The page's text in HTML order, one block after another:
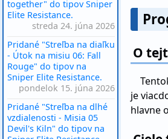
O
je
hlavne
together" do tipov Sniper
Elite Resistance.
streda 24. júna 2026
Pridané "Streľba na diaľku
- Útok na misiu 06: Fall
Rouge" do tipov na
Sniper Elite Resistance.
pondelok 15. júna 2026
Pridané "Streľba na dlhé
vzdialenosti - Misia 05
Devil's Kiln" do tipov na